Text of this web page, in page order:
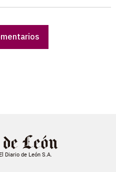
Diario de León S.A.